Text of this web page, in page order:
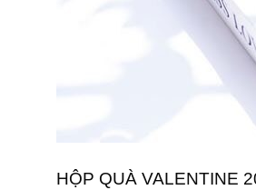
HỘP QUÀ VALENTINE